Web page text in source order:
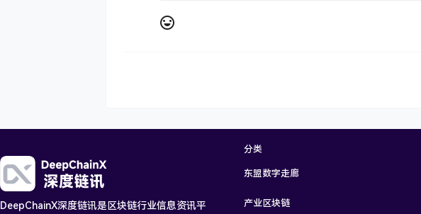
DeepChainX深度链讯是区块链行业信息资讯平
分类
东盟数字走廊
产业区块链